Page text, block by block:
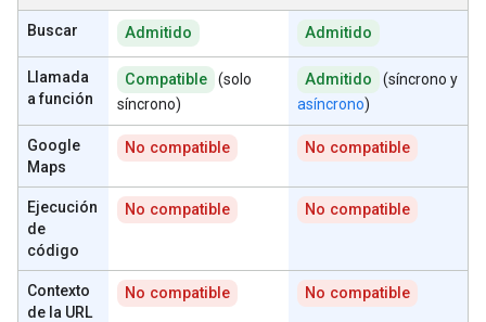
Buscar Admitido Admitido
Llamada
a función
Compatible
(solo
síncrono)
Admitido
(síncrono y
asíncrono)
Google
Maps
No compatible No compatible
Ejecución
de
código
No compatible No compatible
Contexto
de la URL
No compatible No compatible